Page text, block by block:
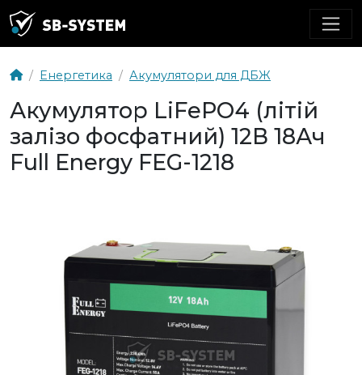
Енергетика Акумулятори для ДБЖ
Акумулятор LiFePO4 (літій
залізо фосфатний) 12В 18Ач
Full Energy FEG-1218